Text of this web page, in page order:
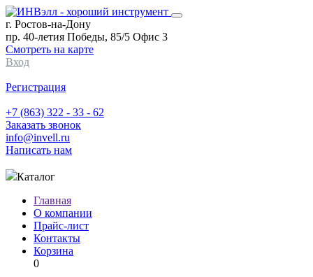
г. Ростов-на-Дону
пр. 40-летия Победы, 85/5 Офис 3
Смотреть на карте
Вход
Регистрация
+7 (863) 322 - 33 - 62
Заказать звонок
info@invell.ru
Написать нам
Каталог
Главная
О компании
Прайс-лист
Контакты
Корзина
0